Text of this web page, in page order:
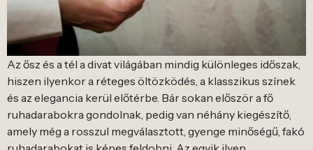
Az ősz és a tél a divat világában mindig különleges időszak,
hiszen ilyenkor a réteges öltözködés, a klasszikus színek
és az elegancia kerül előtérbe. Bár sokan először a fő
ruhadarabokra gondolnak, pedig van néhány kiegészítő,
amely még a rosszul megválasztott, gyenge minőségű, fakó